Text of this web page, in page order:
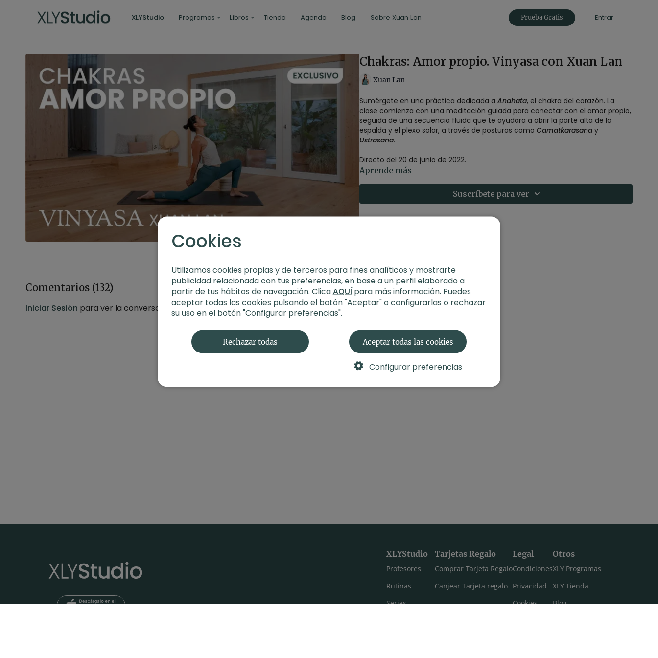
XLYStudio Programas Libros Tienda Agenda Blog Sobre Xuan Lan Prueba Gratis Entrar
Chakras: Amor propio. Vinyasa con Xuan Lan
Xuan Lan
Sumérgete en una práctica dedicada a Anahata, el chakra del corazón. La
clase comienza con una meditación guiada para conectar con el amor propio,
seguida de una secuencia fluida que te ayudará a abrir la parte alta de la
espalda y el plexo solar, a través de posturas como Camatkarasana y
Ustrasana.
Directo del 20 de junio de 2022.
Aprende más
Suscríbete para ver
Comentarios (132)
Iniciar Sesión para ver la conversación
XLYStudio
Profesores
Rutinas
Series
Tarjetas Regalo
Comprar Tarjeta Regalo
Canjear Tarjeta regalo
Legal
Condiciones
Privacidad
Cookies
Otros
XLY Programas
XLY Tienda
Blog
Cookies
Utilizamos cookies propias y de terceros para fines analíticos y mostrarte
publicidad relacionada con tus preferencias, en base a un perfil elaborado a
partir de tus hábitos de navegación. ClicaAQUÍpara más información. Puedes
aceptar todas las cookies pulsando el botón "Aceptar" o configurarlas o rechazar
su uso en el botón "Configurar preferencias".
Rechazar todas Aceptar todas las cookies
Configurar preferencias